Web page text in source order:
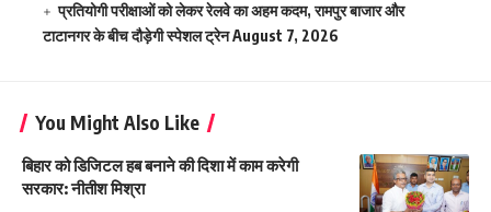
प्रतियोगी परीक्षाओं को लेकर रेलवे का अहम कदम, रामपुर बाजार और
टाटानगर के बीच दौड़ेगी स्पेशल ट्रेनAugust 7, 2026
You Might Also Like
बिहार को डिजिटल हब बनाने की दिशा में काम करेगी
सरकार: नीतीश मिश्रा